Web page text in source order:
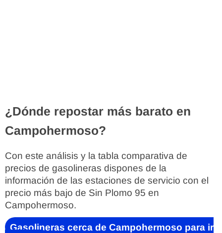
¿Dónde repostar más barato en
Campohermoso?
Con este análisis y la tabla comparativa de
precios de gasolineras dispones de la
información de las estaciones de servicio con el
precio más bajo de Sin Plomo 95 en
Campohermoso.
Gasolineras cerca de Campohermoso para ir